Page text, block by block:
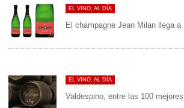
EL VINO, AL DÍA
El champagne Jean Milan llega a
EL VINO, AL DÍA
Valdespino, entre las 100